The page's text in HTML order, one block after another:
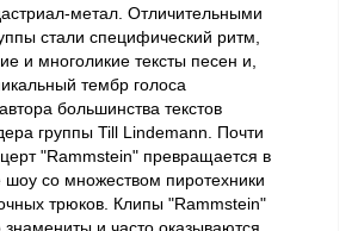
метал. Отличительными
стали специфический ритм,
и многоликие тексты песен и,
тембр голоса
большинства текстов
группы Till Lindemann. Почти
"Rammstein" превращается в
шоу со множеством пиротехники
трюков. Клипы "Rammstein"